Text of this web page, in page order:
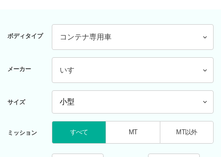
ボディタイプ コンテナ専用車
メーカー いすゞ
サイズ
ミッション すべて MT MT以外